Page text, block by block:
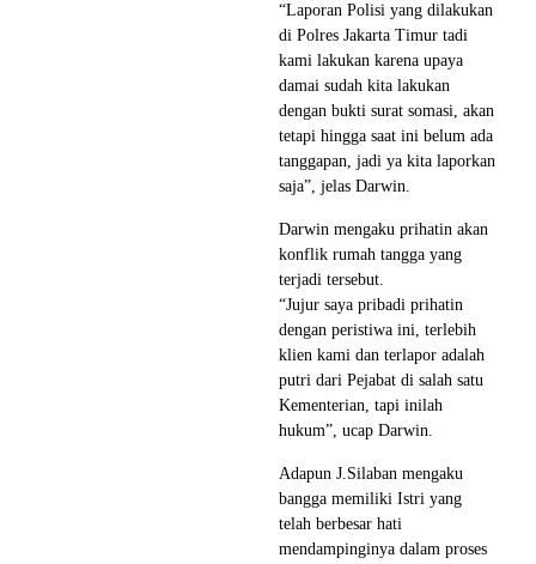
“Laporan Polisi yang dilakukan
di Polres Jakarta Timur tadi
kami lakukan karena upaya
damai sudah kita lakukan
dengan bukti surat somasi, akan
tetapi hingga saat ini belum ada
tanggapan, jadi ya kita laporkan
saja”, jelas Darwin.
Darwin mengaku prihatin akan
konflik rumah tangga yang
terjadi tersebut.
“Jujur saya pribadi prihatin
dengan peristiwa ini, terlebih
klien kami dan terlapor adalah
putri dari Pejabat di salah satu
Kementerian, tapi inilah
hukum”, ucap Darwin.
Adapun J.Silaban mengaku
bangga memiliki Istri yang
telah berbesar hati
mendampinginya dalam proses